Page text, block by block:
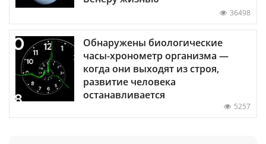
36498
Обнаружены биологические
часы-хронометр организма —
когда они выходят из строя,
развитие человека
останавливается
5257